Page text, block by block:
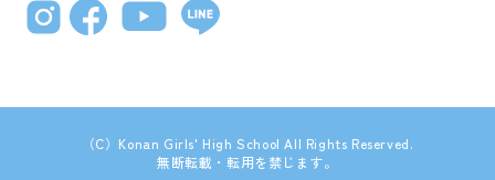
（C）Konan Girls' High School All Rights Reserved.
無断転載・転用を禁じます。